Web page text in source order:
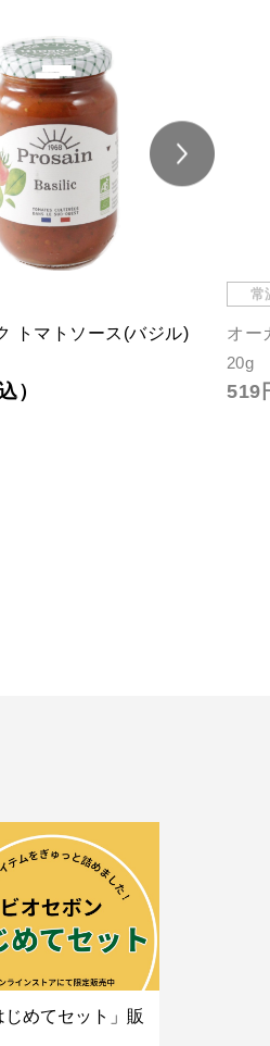
トマトソース(バジル)
）
常
オー
20g
519
めてセット」販